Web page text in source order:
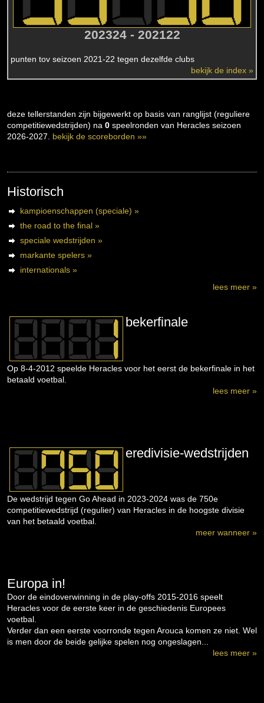
202324 - 202122
punten tov seizoen 2021-22 tegen dezelfde clubs
bekijk de index »
deze tellerstanden zijn bijgewerkt op basis van ranglijst (reguliere
competitiewedstrijden) na 0 speelronden van Heracles seizoen
2026-2027. bekijk de scoreborden »»
Historisch
kampioenschappen (speciale) »
the road to the final »
speciale wedstrijden »
markante spelers »
internationals »
lees meer »
bekerfinale
Op 8-4-2012 speelde Heracles voor het eerst de bekerfinale in het
betaald voetbal.
lees meer »
eredivisie-wedstrijden
De wedstrijd tegen Go Ahead in 2023-2024 was de 750e
competitiewedstrijd (regulier) van Heracles in de hoogste divisie
van het betaald voetbal.
meer wanneer »
Europa in!
Door de eindoverwinning in de play-offs 2015-2016 speelt
Heracles voor de eerste keer in de geschiedenis Europees
voetbal.
Verder dan een eerste voorronde tegen Arouca komen ze niet. Wel
is men door de beide gelijke spelen nog ongeslagen...
lees meer »